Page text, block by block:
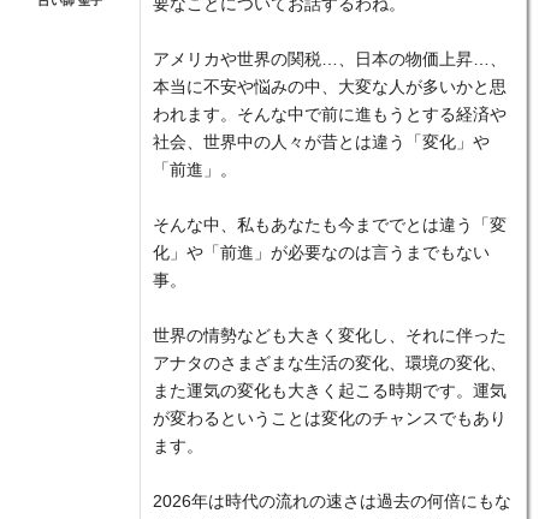
要なことについてお話するわね。
アメリカや世界の関税…、日本の物価上昇…、
本当に不安や悩みの中、大変な人が多いかと思
われます。そんな中で前に進もうとする経済や
社会、世界中の人々が昔とは違う「変化」や
「前進」。
そんな中、私もあなたも今まででとは違う「変
化」や「前進」が必要なのは言うまでもない
事。
世界の情勢なども大きく変化し、それに伴った
アナタのさまざまな生活の変化、環境の変化、
また運気の変化も大きく起こる時期です。運気
が変わるということは変化のチャンスでもあり
ます。
2026年は時代の流れの速さは過去の何倍にもな